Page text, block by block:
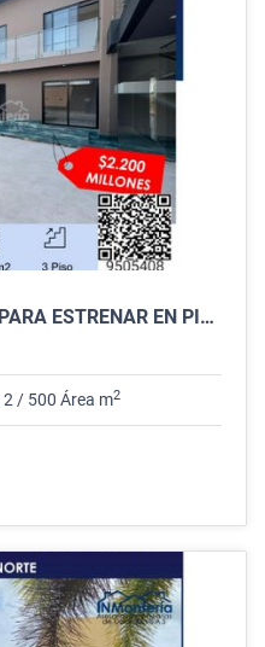
VENTA DE CASA DE LUJO PARA ESTRENAR EN PICACHO - MONTERÍA
2 / 500 Área m2